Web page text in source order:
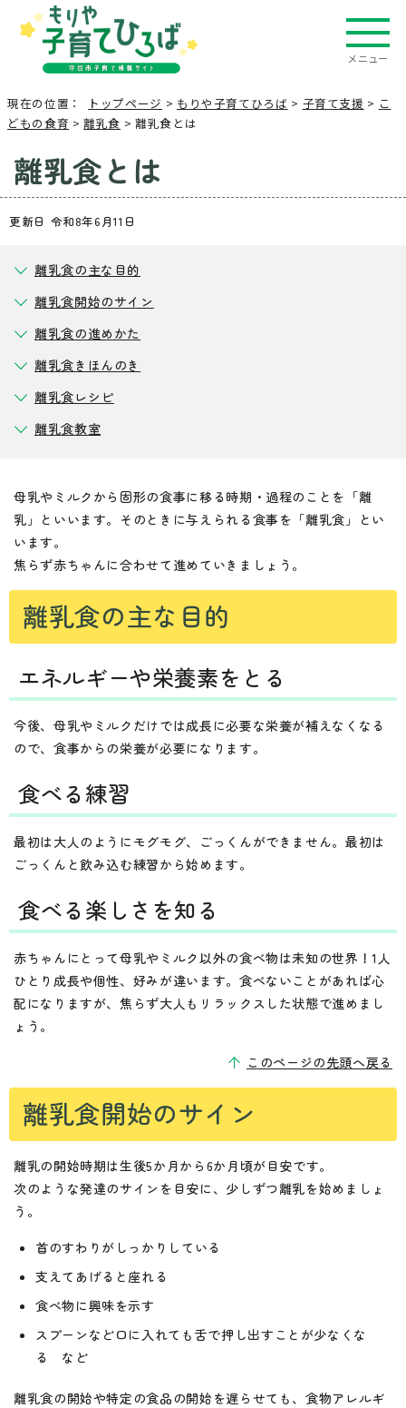
メニュー
現在の位置： トップページ > もりや子育てひろば > 子育て支援 > こ
どもの食育 >離乳食 > 離乳食とは
離乳食とは
更新日 令和8年6月11日
離乳食の主な目的
離乳食開始のサイン
離乳食の進めかた
離乳食きほんのき
離乳食レシピ
離乳食教室
母乳やミルクから固形の食事に移る時期・過程のことを 「離
乳」 といいます。そのときに与えられる食事を 「離乳食」
とい
います。
焦らず赤ちゃんに合わせて進めていきましょう。
離乳食の主な目的
エネルギーや栄養素をとる
今後、母乳やミルクだけでは成長に必要な栄養が補えなくなる
ので、食事からの栄養が必要になります。
食べる練習
最初は大人のようにモグモグ、ごっくんができません。最初は
ごっくんと飲み込む練習から始めます。
食べる楽しさを知る
赤ちゃんにとって母乳やミルク以外の食べ物は未知の世界！1人
ひとり成長や個性、好みが違います。食べないことがあれば心
配になりますが、焦らず大人もリラックスした状態で進めまし
ょう。
このページの先頭へ戻る
離乳食開始のサイン
離乳の開始時期は生後5か月から6か月頃が目安です。
次のような発達のサインを目安に、少しずつ離乳を始めましょ
う。
首のすわりがしっかりしている
支えてあげると座れる
食べ物に興味を示す
スプーンなど口に入れても舌で押し出すことが少なくな
る など
離乳食の開始や特定の食品の開始を遅らせても、食物アレルギ